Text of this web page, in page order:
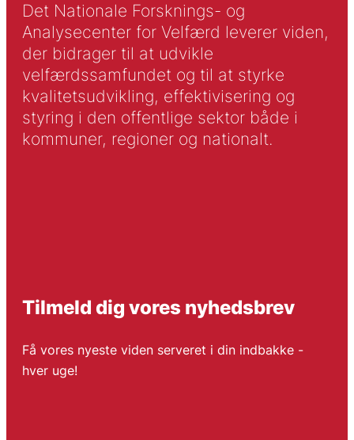
Det Nationale Forsknings- og
Analysecenter for Velfærd leverer viden,
der bidrager til at udvikle
velfærdssamfundet og til at styrke
kvalitetsudvikling, effektivisering og
styring i den offentlige sektor både i
kommuner, regioner og nationalt.
Tilmeld dig vores nyhedsbrev
Få vores nyeste viden serveret i din indbakke -
hver uge!